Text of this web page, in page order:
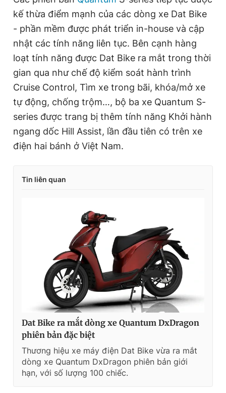
kế thừa điểm mạnh của các dòng xe Dat Bike
- phần mềm được phát triển in-house và cập
nhật các tính năng liên tục. Bên cạnh hàng
loạt tính năng được Dat Bike ra mắt trong thời
gian qua như chế độ kiểm soát hành trình
Cruise Control, Tìm xe trong bãi, khóa/mở xe
tự động, chống trộm…, bộ ba xe Quantum S-
series được trang bị thêm tính năng Khởi hành
ngang dốc Hill Assist, lần đầu tiên có trên xe
điện hai bánh ở Việt Nam.
Tin liên quan
Dat Bike ra mắt dòng xe Quantum DxDragon
phiên bản đặc biệt
Thương hiệu xe máy điện Dat Bike vừa ra mắt
dòng xe Quantum DxDragon phiên bản giới
hạn, với số lượng 100 chiếc.